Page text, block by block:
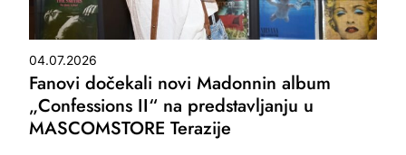
04.07.2026
Fanovi dočekali novi Madonnin album
„Confessions II“ na predstavljanju u
MASCOMSTORE Terazije